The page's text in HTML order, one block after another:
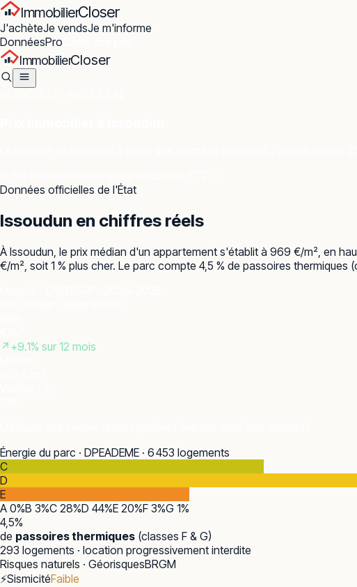
ImmobilierCloser
J'achèteJe vendsJe m'informe
DonnéesPro
ImmobilierCloser
Données officielles de l'État
Issoudun en chiffres réels
À Issoudun, le prix médian d'un appartement s'établit à 969 €/m², en
€/m², soit 1 % plus cher. Le parc compte 4,5 % de passoires
↗ +9.1% sur 12 mois
Énergie du parc · DPEADEME · 6 453 logements
C
D
E
A 0%B 3%C 28%D 44%E 20%F 3%G 1%
4,5%
de passoires thermiques (classes F & G)
293 logements · location progressivement interdite
Risques naturels · GéorisquesBRGM
⚡SismicitéFaible